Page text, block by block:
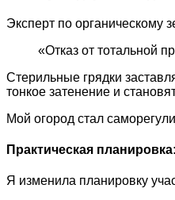
Эксперт по
«Отказ от тотальной
Стерильные грядки
тонкое затенение и
Мой огород стал
Практическая
Я изменила планировку